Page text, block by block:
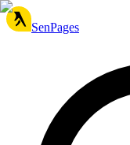
SenPages